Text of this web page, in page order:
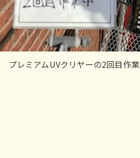
プレミアムUVクリヤーの2回目作業